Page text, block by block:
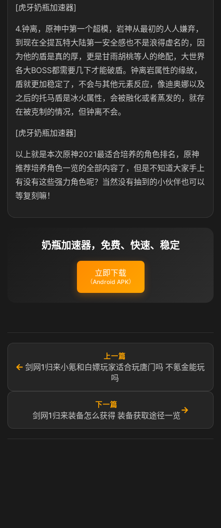
[虎牙奶瓶加速器]
4.钟离，原神中第一个超模，岩神从最初的人人嫌弃，
到现在全提瓦特大陆第一安全感也不是浪得虚名的，因
为他的盾是真的厚，更是甘雨胡桃等人的绝配，大世界
各大BOSS都需要几下才能破盾。钟离岩属性的缘故，
盾就更加稳定了，不会与其他元素反应，像迪奥娜以及
之后的托马盾是冰火属性，会被融化或者蒸发的，就存
在被克制的情况，但钟离不会。
[虎牙奶瓶加速器]
以上就是本次原神2021最适合培养的角色排名，原神
推荐培养角色一览的全部内容了，但是不知道大家手上
有没有这些强力角色呢？当然没有抽到的小伙伴也可以
等复刻嘛！
奶瓶加速器，免费、快速、稳定
立即下载
（Android APK）
←
上一篇
剑网1归来小氪和白嫖玩家适合玩唐门吗 不氪金能玩
吗
下一篇
剑网1归来装备怎么获得 装备获取途径一览
→